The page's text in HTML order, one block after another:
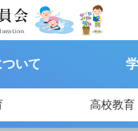
いて
高校教育